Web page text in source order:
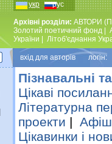
укр рус
Архівні розділи: АВТОРИ
Золотий поетичний фонд
України
Лiтоб'єднання
вхiд для авторiв логін:
Пізнавальні
Цікаві
Літературна
проекти |
Цікавинки і